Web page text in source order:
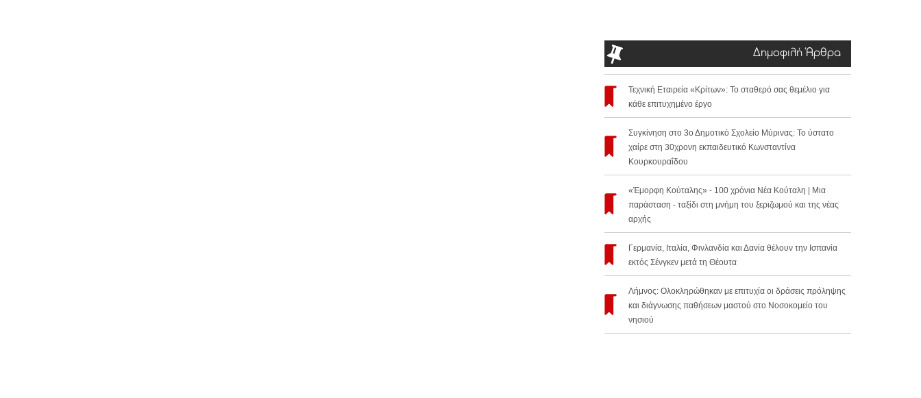
Δημοφιλή Άρθρα
Τεχνική Εταιρεία «Κρίτων»: Το σταθερό σας θεμέλιο για
κάθε επιτυχημένο έργο
Συγκίνηση στο 3ο Δημοτικό Σχολείο Μύρινας: Το ύστατο
χαίρε στη 30χρονη εκπαιδευτικό Κωνσταντίνα
Κουρκουραΐδου
«Έμορφη Κούταλης» - 100 χρόνια Νέα Κούταλη | Μια
παράσταση - ταξίδι στη μνήμη του ξεριζωμού και της νέας
αρχής
Γερμανία, Ιταλία, Φινλανδία και Δανία θέλουν την Ισπανία
εκτός Σένγκεν μετά τη Θέουτα
Λήμνος: Ολοκληρώθηκαν με επιτυχία οι δράσεις πρόληψης
και διάγνωσης παθήσεων μαστού στο Νοσοκομείο του
νησιού